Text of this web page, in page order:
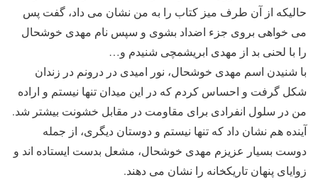
حالیکه از آن طرف میز کتاب را به من نشان می داد، گفت پس
می خواهی بروی جزء اضداد بشوی و سپس نام مهدی خوشحال
را با لحنی بد از مهدی ابریشمچی شنیدم و…
با شنیدن اسم مهدی خوشحال، نور امیدی در درونم در زندان
شکل گرفت و احساس کردم که در این میدان تنها نیستم و اراده
من در سلول انفرادی برای مقاومت در مقابل خشونت بیشتر شد.
آینده هم نشان داد که تنها نیستم و دوستان دیگری، از جمله
دوست بسیار عزیزم مهدی خوشحال، مشعل بدست ایستاده اند و
زوایای پنهان تاریکخانه را نشان می دهند.